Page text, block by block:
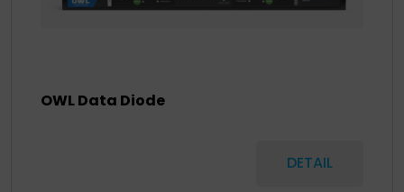
OWL Data Diode
DETAIL